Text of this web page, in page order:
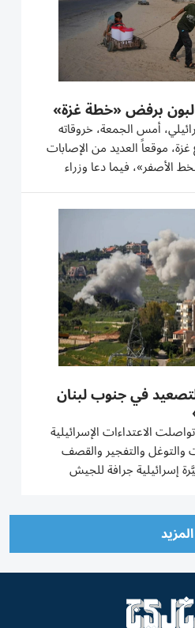
برفض «خطة غزة»
أمس الجمعة، خروقاته
موقعاً العديد من الإصابات
الأصفر»، فيما دعا وزراء
بغزة ولرفض خطة الرئيس
اعتبر رئيس رئيس «الشاباك»
في جنوب لبنان
الاعتداءات الإسرائيلية
والتوغل والتفجير والقصف
إسرائيلية جرافة للجيش
المزيد